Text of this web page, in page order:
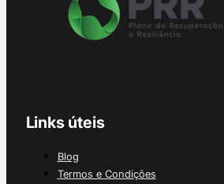
Links úteis
Blog
Termos e Condições